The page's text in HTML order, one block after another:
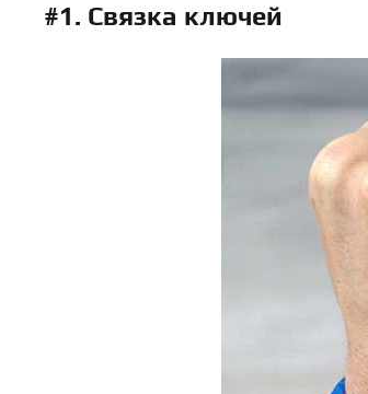
#1. Связка ключей